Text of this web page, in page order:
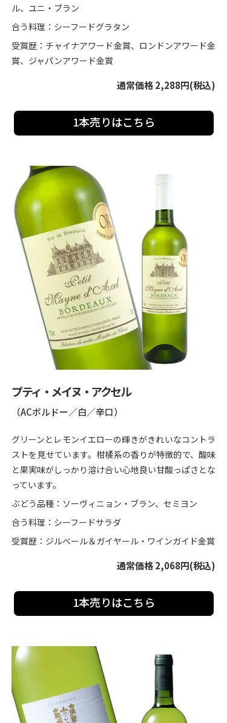
ル、ユニ・ブラン
合う料理：シーフードグラタン
受賞歴：チャイナアワード金賞、ロンドンアワード金
賞、ジャパンアワード金賞
通常価格 2,288円(税込)
1本売りはこちら
プティ・メイヌ・アクセル
（ACボルドー／白／辛口）
グリーンとレモンイエローの輝きがきれいなコントラ
ストを見せています。柑橘系の香りが特徴的で、酸味
と果実味がしっかり溶け合い心地良い甘酸っぱさとな
っています。
ぶどう品種：ソーヴィニョン・ブラン、セミヨン
合う料理：シーフードサラダ
受賞歴：ジルベール＆ガイヤール・ワインガイド金賞
通常価格 2,068円(税込)
1本売りはこちら